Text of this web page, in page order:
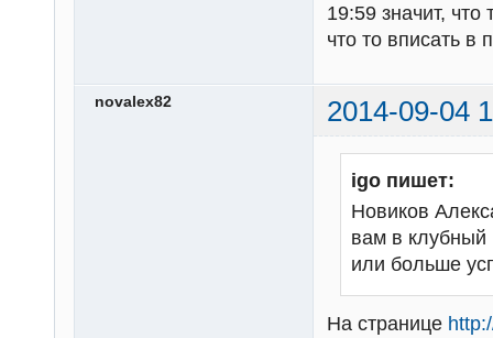
19:59 значит,
что то вписать в
novalex82 2014-09-04
igo пишет:
Новиков
вам в клубный
или больше
На странице